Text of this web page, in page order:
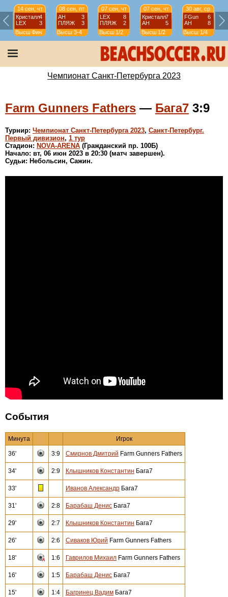
14 сен, чт
Кристалл4
LEX
3
Высш Фин
08 сен, пт
АН
3
ПЛЯЖ
3
Высш 3-4
07 сен, чт
LEX
8
ПЛЯЖ
2
Высш 1/2
07 сен, чт
Кристалл7
АН
5
Высш 1/2
30 авг, ср
FGun
6
АН
8
Высш 1/4
Чемпионат Санкт-Петербурга 2023
Farm Gunners Fathers — Бага7 3:9
Турнир: Чемпионат Санкт-Петербурга 2023, Санкт-Петербург.
Первый дивизион, 1 тур
Стадион: NOVA-ARENA (Гражданский пр. 100Б)
Начало: вт, 06 июн 2023 в 20:30 (матч завершен).
Судьи: Небольсин, Сажин.
События
Минута Игрок
36' 3:9 Смирнов Дмитрий Farm Gunners Fathers
34' 2:9 Клышников Константин Бага7
33' Иванов Александр Бага7
31' 2:8 Барабаш Денис Бага7
29' 2:7 Клышников Константин Бага7
26' 2:6 Сиваков Юрий Farm Gunners Fathers
18' 1:6 Гаврилов Михаил Farm Gunners Fathers
16' 1:5 Барабаш Денис Бага7
15' 1:4 Багринец Вадим Бага7